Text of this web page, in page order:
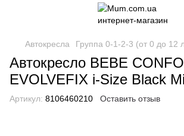
Автокресла Группа 0-1-2-3 (от 0 до 12
Автокресло BEBE
EVOLVEFIX i-Size Black
Артикул: 8106460210 Оставить отзыв